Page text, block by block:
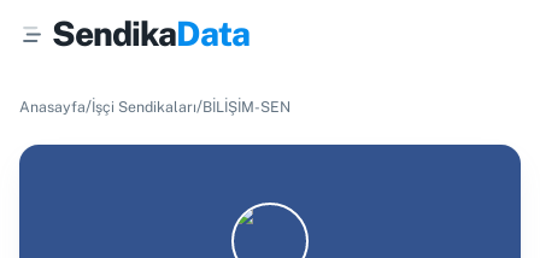
SendikaData
Anasayfa/İşçi Sendikaları/BİLİŞİM-SEN